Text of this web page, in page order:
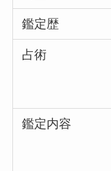
鑑定歴
占術
鑑定内容